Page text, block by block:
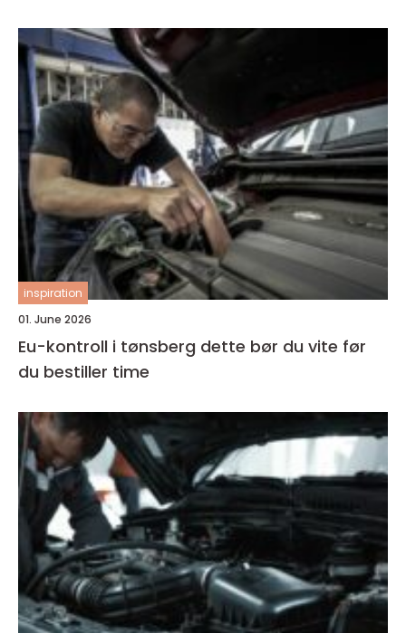
inspiration
01. June 2026
Eu-kontroll i tønsberg dette bør du vite før
du bestiller time